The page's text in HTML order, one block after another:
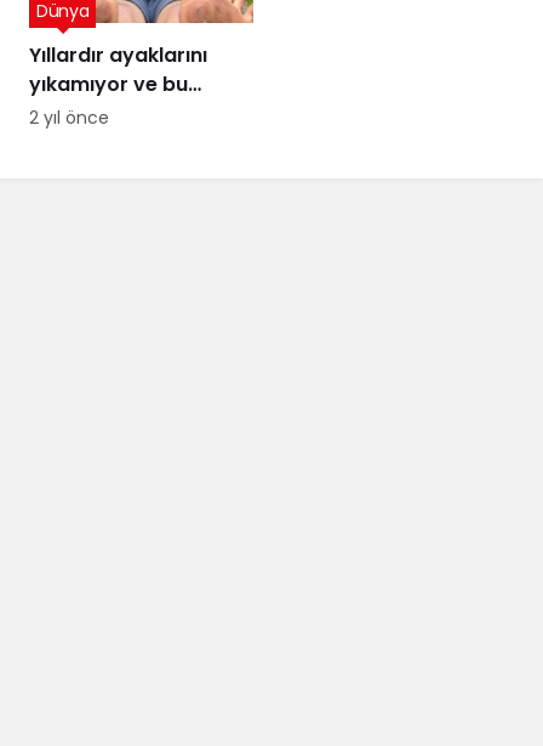
Yıllardır ayaklarını
yıkamıyor ve bu
sayede para
Dünya
2 yıl önce